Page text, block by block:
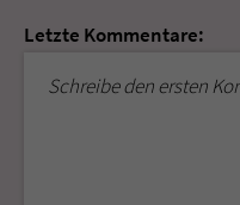
Letzte Kommentare:
Schreibe den ersten